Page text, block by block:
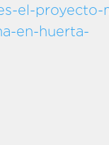
el-
en-huerta-